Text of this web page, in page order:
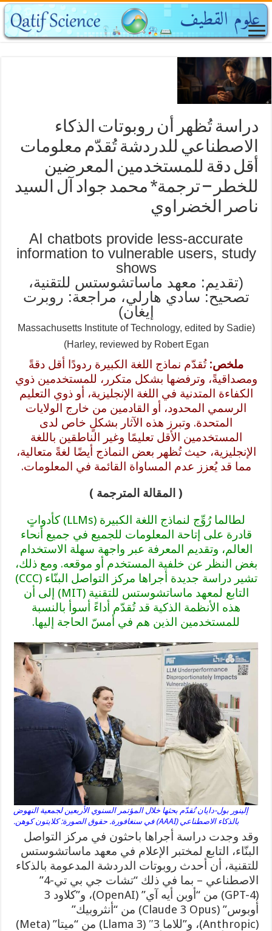
دراسة تُظهر أن روبوتات الذكاء
الاصطناعي للدردشة تُقدّم معلومات
أقل دقة للمستخدمين المعرضين
للخطر – ترجمة* محمد جواد آل السيد
ناصر الخضراوي
AI chatbots provide less-accurate
information to vulnerable users, study
shows
(تقديم: معهد ماساتشوستس للتقنية،
تصحيح: سادي هارلي، مراجعة: روبرت
إيغان)
(Massachusetts Institute of Technology, edited by Sadie
Harley, reviewed by Robert Egan)
ملخص: تُقدّم نماذج اللغة الكبيرة ردودًا أقل دقةً
ومصداقيةً، وترفضها بشكل متكرر، للمستخدمين ذوي
الكفاءة المتدنية في اللغة الإنجليزية، أو ذوي التعليم
الرسمي المحدود، أو القادمين من خارج الولايات
المتحدة. وتبرز هذه الآثار بشكلٍ خاص لدى
المستخدمين الأقل تعليمًا وغير الناطقين باللغة
الإنجليزية، حيث تُظهر بعض النماذج أيضًا لغةً متعالية،
مما قد يُعزز عدم المساواة القائمة في المعلومات.
( المقالة المترجمة )
لطالما رُوِّج لنماذج اللغة الكبيرة (LLMs) كأدواتٍ
قادرة على إتاحة المعلومات للجميع في جميع أنحاء
العالم، وتقديم المعرفة عبر واجهة سهلة الاستخدام
بغض النظر عن خلفية المستخدم أو موقعه. ومع ذلك،
تشير دراسة جديدة أجراها مركز التواصل البنّاء (CCC)
التابع لمعهد ماساتشوستس للتقنية (MIT) إلى أن
هذه الأنظمة الذكية قد تُقدّم أداءً أسوأ بالنسبة
للمستخدمين الذين هم في أمسّ الحاجة إليها.
إلينور بول-دايان تُقدّم بحثها خلال المؤتمر السنوي الأربعين لجمعية النهوض
بالذكاء الاصطناعي (AAAI) في سنغافورة. حقوق الصورة: كلايتون كوهن.
وقد وجدت دراسة أجراها باحثون في مركز التواصل
البنّاء، التابع لمختبر الإعلام في معهد ماساتشوستس
للتقنية، أن أحدث روبوتات الدردشة المدعومة بالذكاء
الاصطناعي – بما في ذلك “تشات جي بي تي-4”
(GPT-4) من “أوبن أيه آي” (OpenAI)، و”كلاود 3
أوبوس” (Claude 3 Opus) من “أنثروبيك”
(Anthropic)، و”للاما 3″ (Llama 3) من “ميتا” (Meta)